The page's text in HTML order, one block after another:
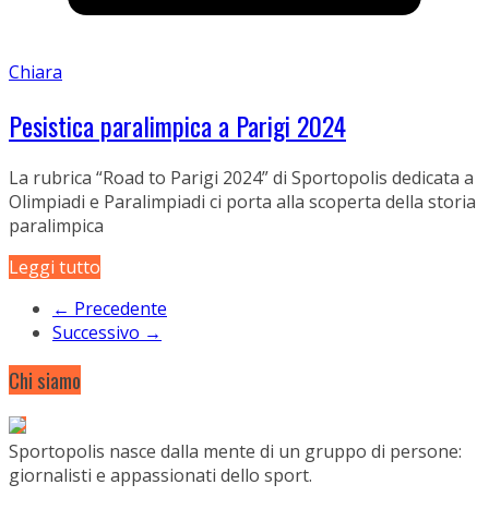
Chiara
Pesistica paralimpica a Parigi 2024
La rubrica “Road to Parigi 2024” di Sportopolis dedicata a
Olimpiadi e Paralimpiadi ci porta alla scoperta della storia
paralimpica
Leggi tutto
← Precedente
Successivo →
Chi siamo
Sportopolis nasce dalla mente di un gruppo di persone:
giornalisti e appassionati dello sport.